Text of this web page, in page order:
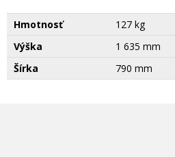
Hmotnosť
127 kg
Výška
1 635 mm
Šírka
790 mm